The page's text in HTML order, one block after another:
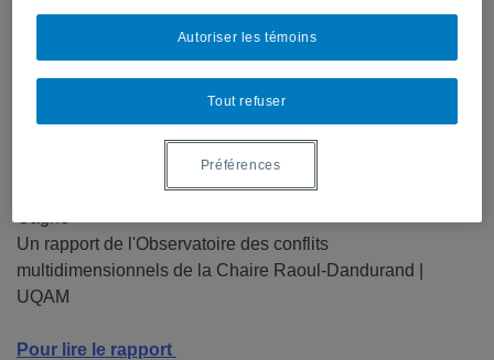
géopolitiques au Canada:
état des lieux 2024
Par Frédérick Gagnon, Fanny Tan, Alexis Rapin et Danny
Un rapport de l'Observatoire des conflits
multidimensionnels de la Chaire Raoul-Dandurand |
UQAM
Pour lire le rapport
Tout refuser
Autoriser les témoins
Préférences